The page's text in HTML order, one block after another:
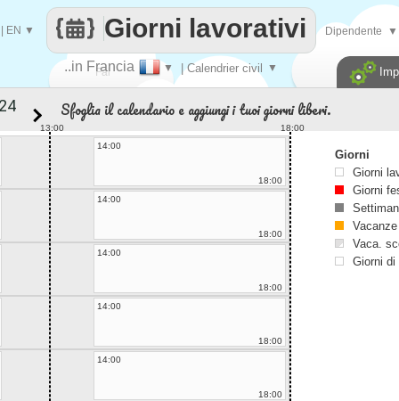
Fai
..in Francia ▼ | Calendrier civil ▼
Giorni lavorativi
EN ▼ Dipendente ▼
Sfoglia il calendario e aggiungi i tuoi giorni liberi.
13:00
18:00
14:00
18:00
14:00
18:00
14:00
18:00
14:00
18:00
14:00
18:00
Giorni
Giorni
Giorni
Vacanze
Vaca.
Giorni